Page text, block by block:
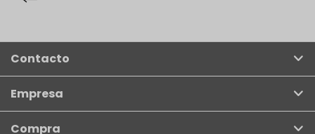
Contacto
Empresa
Compra